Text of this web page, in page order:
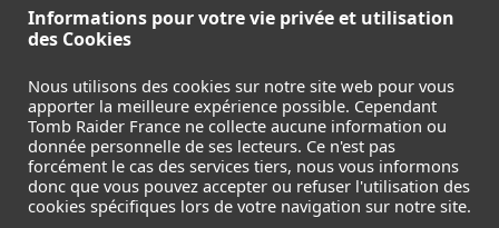
Informations pour votre vie privée et utilisation
des Cookies
Nous utilisons des cookies sur notre site web pour vous
apporter la meilleure expérience possible. Cependant
Tomb Raider France ne collecte aucune information ou
donnée personnelle de ses lecteurs. Ce n'est pas
forcément le cas des services tiers, nous vous informons
donc que vous pouvez accepter ou refuser l'utilisation des
cookies spécifiques lors de votre navigation sur notre site.
© Tomb Raider France 2008 - 2026
Lara Croft et Tomb Raider sont des marques déposées
ACCUEIL- TOMB RAIDER- LEGACY OF ATLANTIS-
CATALYST- LARA CROFT- FILMS- CONTACT-
MENTIONS LÉGALES / CGU-
Suivez nous sur les réseaux :